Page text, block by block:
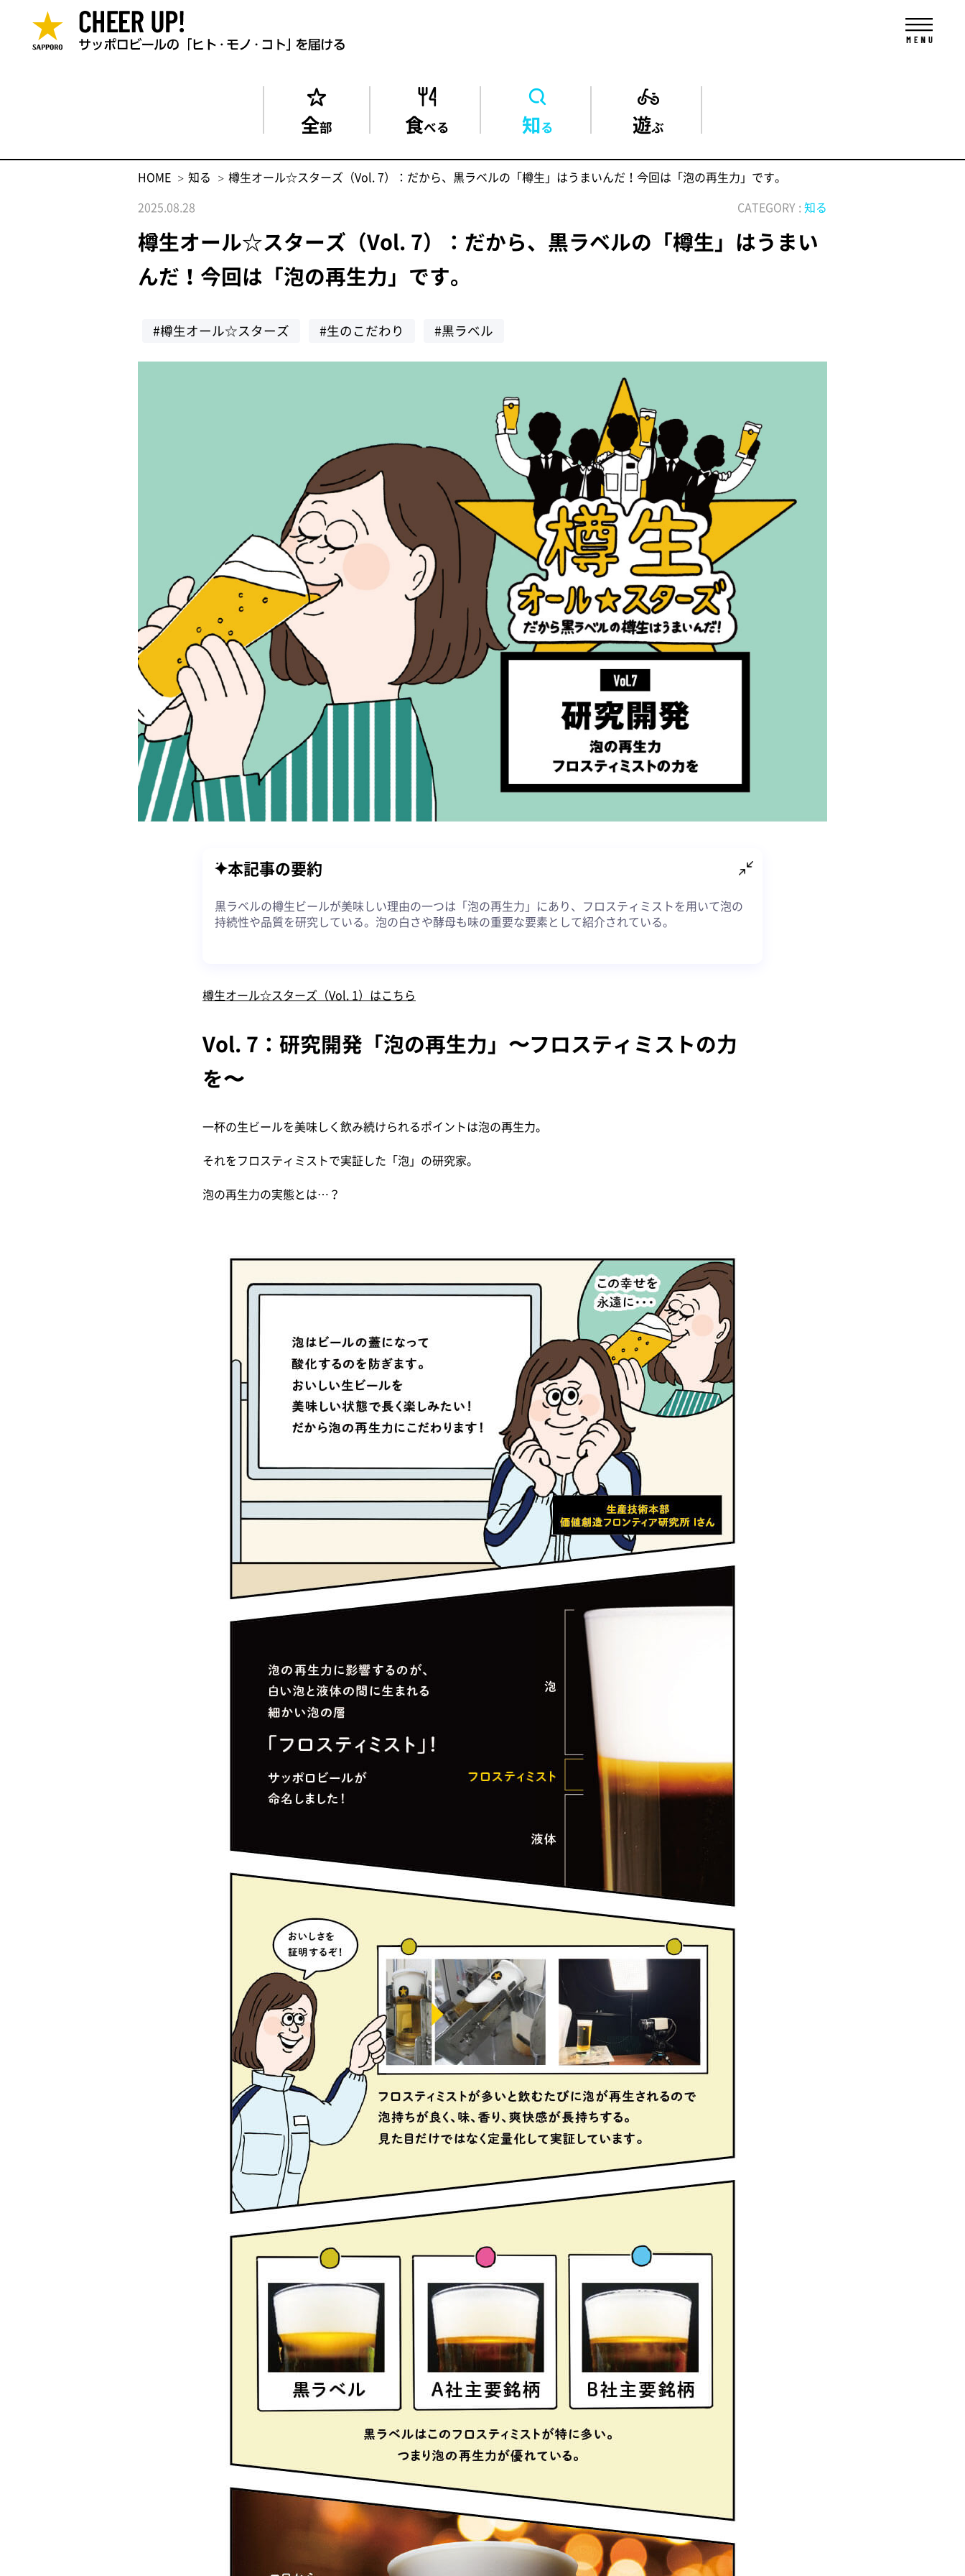
全部 食べる 知る 遊ぶ
HOME 知る
樽生オール☆スターズ（Vol. 7）：だから、黒ラベルの「樽生」はうまいんだ！今回は「泡の再生力」です。
2025.08.28
CATEGORY : 知る
樽生オール☆スターズ（Vol. 7）：だから、黒ラベルの「樽生」はうまい
んだ！今回は「泡の再生力」です。
#樽生オール☆スターズ #生のこだわり #黒ラベル
本記事の要約
黒ラベルの樽生ビールが美味しい理由の一つは「泡の再生力」にあり、フロスティミストを用いて泡の
持続性や品質を研究している。泡の白さや酵母も味の重要な要素として紹介されている。
樽生オール☆スターズ（Vol. 1）はこちら
Vol. 7：研究開発「泡の再生力」〜フロスティミストの力
を〜
一杯の生ビールを美味しく飲み続けられるポイントは泡の再生力。
それをフロスティミストで実証した「泡」の研究家。
泡の再生力の実態とは…？